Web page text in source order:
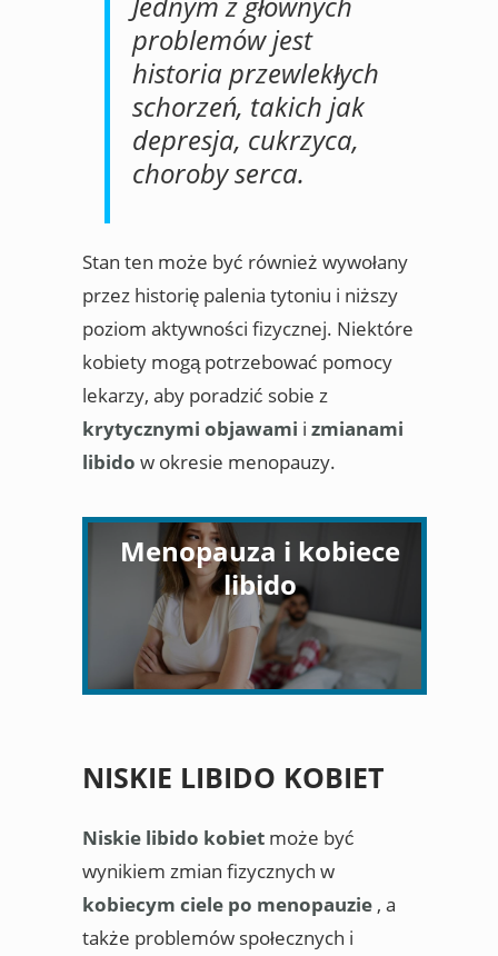
problemów jest
historia przewlekłych
schorzeń, takich jak
depresja, cukrzyca,
choroby serca.
Stan ten może być również wywołany
przez historię palenia tytoniu i niższy
poziom aktywności fizycznej. Niektóre
kobiety mogą potrzebować pomocy
lekarzy, aby poradzić sobie z
krytycznymi objawami i zmianami
libido w okresie menopauzy.
Menopauza i kobiece
libido
NISKIE LIBIDO KOBIET
Niskie libido kobiet może być
wynikiem zmian fizycznych w
kobiecym ciele po menopauzie , a
także problemów społecznych i